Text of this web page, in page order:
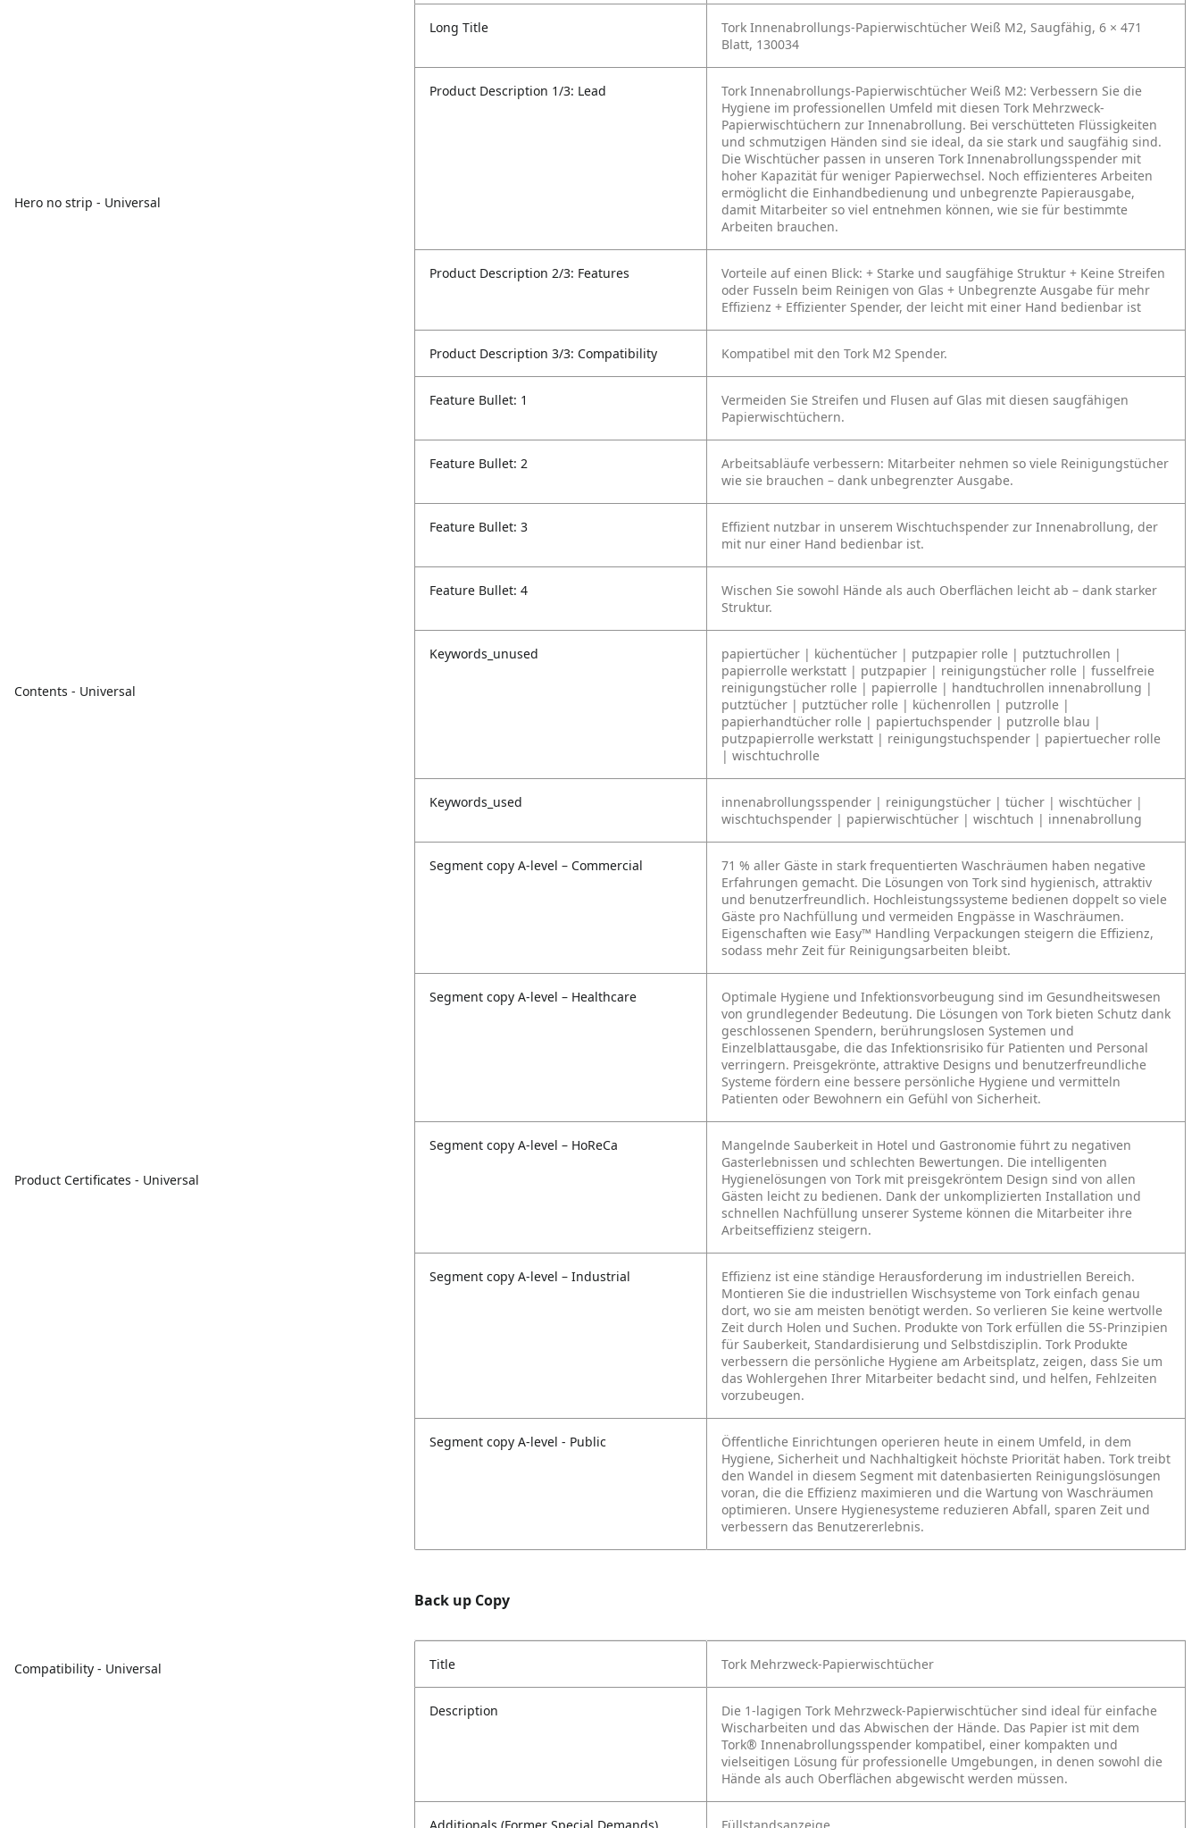
Hero no strip - Universal
Contents - Universal
Product Certificates - Universal
Compatibility - Universal
Long Title
Tork Innenabrollungs-Papierwischtücher Weiß M2, Saugfähig, 6 × 471
Blatt, 130034
Product Description 1/3: Lead Tork Innenabrollungs-Papierwischtücher Weiß M2: Verbessern Sie die
Hygiene im professionellen Umfeld mit diesen Tork Mehrzweck-
Papierwischtüchern zur Innenabrollung. Bei verschütteten Flüssigkeiten
und schmutzigen Händen sind sie ideal, da sie stark und saugfähig sind.
Die Wischtücher passen in unseren Tork Innenabrollungsspender mit
hoher Kapazität für weniger Papierwechsel. Noch effizienteres Arbeiten
ermöglicht die Einhandbedienung und unbegrenzte Papierausgabe,
damit Mitarbeiter so viel entnehmen können, wie sie für bestimmte
Arbeiten brauchen.
Product Description 2/3: Features Vorteile auf einen Blick: + Starke und saugfähige Struktur + Keine Streifen
oder Fusseln beim Reinigen von Glas + Unbegrenzte Ausgabe für mehr
Effizienz + Effizienter Spender, der leicht mit einer Hand bedienbar ist
Product Description 3/3: Compatibility Kompatibel mit den Tork M2 Spender.
Feature Bullet: 1
Vermeiden Sie Streifen und Flusen auf Glas mit diesen saugfähigen
Papierwischtüchern.
Feature Bullet: 2
Arbeitsabläufe verbessern: Mitarbeiter nehmen so viele Reinigungstücher
wie sie brauchen – dank unbegrenzter Ausgabe.
Feature Bullet: 3
Effizient nutzbar in unserem Wischtuchspender zur Innenabrollung, der
mit nur einer Hand bedienbar ist.
Feature Bullet: 4
Wischen Sie sowohl Hände als auch Oberflächen leicht ab – dank starker
Struktur.
Keywords_unused
papiertücher | küchentücher | putzpapier rolle | putztuchrollen |
papierrolle werkstatt | putzpapier | reinigungstücher rolle | fusselfreie
reinigungstücher rolle | papierrolle | handtuchrollen innenabrollung |
putztücher | putztücher rolle | küchenrollen | putzrolle |
papierhandtücher rolle | papiertuchspender | putzrolle blau |
putzpapierrolle werkstatt | reinigungstuchspender | papiertuecher rolle
| wischtuchrolle
Keywords_used
innenabrollungsspender | reinigungstücher | tücher | wischtücher |
wischtuchspender | papierwischtücher | wischtuch | innenabrollung
Segment copy A-level – Commercial
71 % aller Gäste in stark frequentierten Waschräumen haben negative
Erfahrungen gemacht. Die Lösungen von Tork sind hygienisch, attraktiv
und benutzerfreundlich. Hochleistungssysteme bedienen doppelt so viele
Gäste pro Nachfüllung und vermeiden Engpässe in Waschräumen.
Eigenschaften wie Easy™ Handling Verpackungen steigern die Effizienz,
sodass mehr Zeit für Reinigungsarbeiten bleibt.
Segment copy A-level – Healthcare
Optimale Hygiene und Infektionsvorbeugung sind im Gesundheitswesen
von grundlegender Bedeutung. Die Lösungen von Tork bieten Schutz dank
geschlossenen Spendern, berührungslosen Systemen und
Einzelblattausgabe, die das Infektionsrisiko für Patienten und Personal
verringern. Preisgekrönte, attraktive Designs und benutzerfreundliche
Systeme fördern eine bessere persönliche Hygiene und vermitteln
Patienten oder Bewohnern ein Gefühl von Sicherheit.
Segment copy A-level – HoReCa
Mangelnde Sauberkeit in Hotel und Gastronomie führt zu negativen
Gasterlebnissen und schlechten Bewertungen. Die intelligenten
Hygienelösungen von Tork mit preisgekröntem Design sind von allen
Gästen leicht zu bedienen. Dank der unkomplizierten Installation und
schnellen Nachfüllung unserer Systeme können die Mitarbeiter ihre
Arbeitseffizienz steigern.
Segment copy A-level – Industrial
Effizienz ist eine ständige Herausforderung im industriellen Bereich.
Montieren Sie die industriellen Wischsysteme von Tork einfach genau
dort, wo sie am meisten benötigt werden. So verlieren Sie keine wertvolle
Zeit durch Holen und Suchen. Produkte von Tork erfüllen die 5S-Prinzipien
für Sauberkeit, Standardisierung und Selbstdisziplin. Tork Produkte
verbessern die persönliche Hygiene am Arbeitsplatz, zeigen, dass Sie um
das Wohlergehen Ihrer Mitarbeiter bedacht sind, und helfen, Fehlzeiten
vorzubeugen.
Segment copy A-level - Public
Öffentliche Einrichtungen operieren heute in einem Umfeld, in dem
Hygiene, Sicherheit und Nachhaltigkeit höchste Priorität haben. Tork treibt
den Wandel in diesem Segment mit datenbasierten Reinigungslösungen
voran, die die Effizienz maximieren und die Wartung von Waschräumen
optimieren. Unsere Hygienesysteme reduzieren Abfall, sparen Zeit und
verbessern das Benutzererlebnis.
Back up Copy
Title Tork Mehrzweck-Papierwischtücher
Description
Die 1-lagigen Tork Mehrzweck-Papierwischtücher sind ideal für einfache
Wischarbeiten und das Abwischen der Hände. Das Papier ist mit dem
Tork® Innenabrollungsspender kompatibel, einer kompakten und
vielseitigen Lösung für professionelle Umgebungen, in denen sowohl die
Hände als auch Oberflächen abgewischt werden müssen.